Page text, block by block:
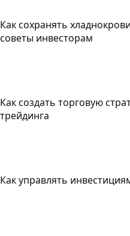
Как сохранять
советы инвесторам
Как создать торговую
трейдинга
Как управлять